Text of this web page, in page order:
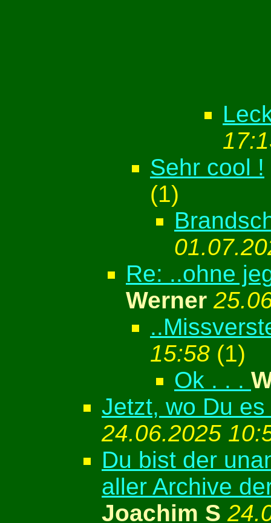
Sehr cool !
(1)
Re: ..ohne
Werner
15:58 (1)
Ok . . .
Jetzt, wo Du
24.06.2025
Du bist der
aller Archive
Joachim S